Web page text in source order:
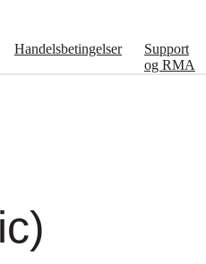
Handelsbetingelser
Support
og RMA